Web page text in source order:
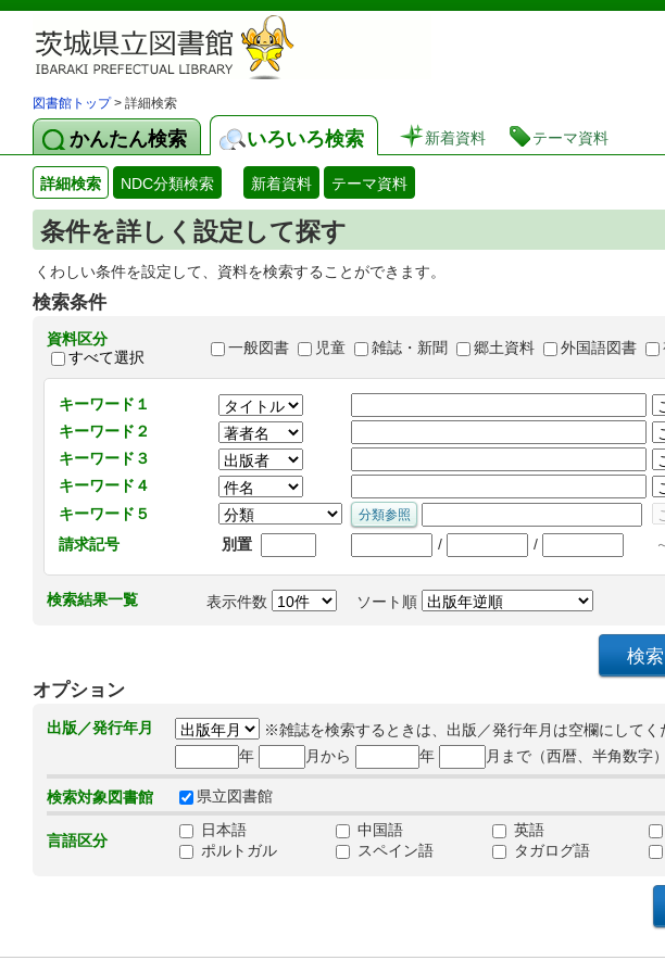
茨城県立図書館 蔵
図書館トップ> 詳細検索
かんたん検索 いろいろ検索 新着資料 テーマ資料
詳細検索 NDC分類検索 新着資料 テーマ資料
条件を詳しく設定して探す
くわしい条件を設定して、資料を検索することができます。
検索条件
資料区分
すべて選択
一般図書 児童 雑誌・新聞 郷土資料 外国語図書
キーワード１
キーワード２
キーワード３
キーワード４
キーワード５
請求記号
別置 / /
検索結果一覧 表示件数 ソート順
オプション
出版／発行年月
※雑誌を検索するときは、出版／発行年月は空欄にしてく
年
月から 年 月まで（西暦、半角数字）
検索対象図書館 県立図書館
言語区分
日本語 中国語 英語
ポルトガル
スペイン語 タガログ語